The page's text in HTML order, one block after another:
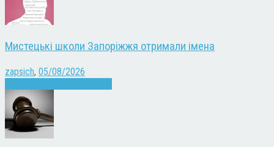
Мистецькі школи Запоріжжя отримали імена
zapsich, 05/08/2026